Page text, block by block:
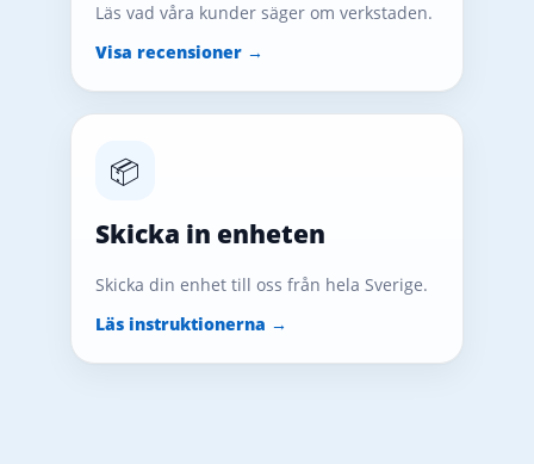
Läs vad våra kunder säger om verkstaden.
Visa recensioner →
📦
Skicka in enheten
Skicka din enhet till oss från hela Sverige.
Läs instruktionerna →